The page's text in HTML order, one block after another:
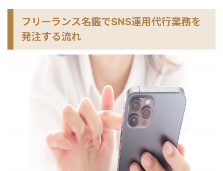
国どこでも対応（Zoom / Google Meet
/ チャット） 対面： 交通費をご負担い
ただける場合、全国対応可能 📩 まずは
お気軽にメッセージをお送りくださ
い。 「どんな相談ができますか？」と
いう問い合わせだけでも大歓迎です。
初回は状況をお聞きするだけのご相談
も承ります。
フリーランス名鑑でSNS運用代行業務を
発注する流れ